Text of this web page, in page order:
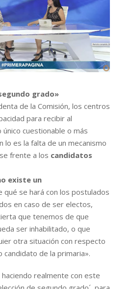
grado»
de la Comisión, los centros
para recibir al
cuestionable o más
lo es la falta de un mecanismo
frente a los candidatos
existe un
se hará con los postulados
en caso de ser electos,
que tenemos de que
ser inhabilitado, o que
otra situación con respecto
candidato de la primaria».
realmente con este